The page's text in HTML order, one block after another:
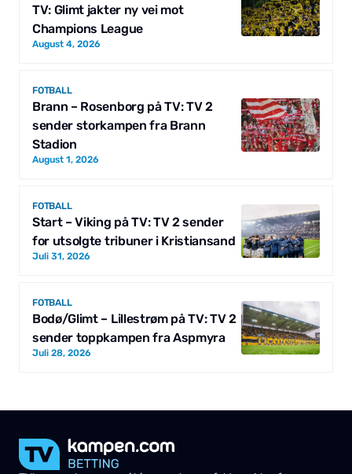
TV: Glimt jakter ny vei mot
Champions League
August 4, 2026
FOTBALL
Brann – Rosenborg på TV: TV 2
sender storkampen fra Brann
Stadion
August 1, 2026
FOTBALL
Start – Viking på TV: TV 2 sender
for utsolgte tribuner i Kristiansand
Juli 31, 2026
FOTBALL
Bodø/Glimt – Lillestrøm på TV: TV 2
sender toppkampen fra Aspmyra
Juli 28, 2026